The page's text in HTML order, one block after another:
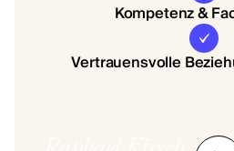
Kompetenz &
Vertrauensvolle